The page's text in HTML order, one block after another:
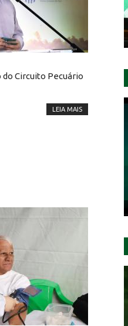
do Circuito Pecuário
LEIA MAIS